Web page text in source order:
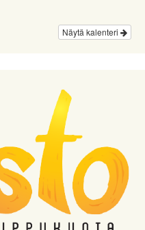
Näytä kalenteri